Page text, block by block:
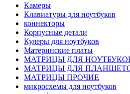
Камеры
Клавиатуры для ноутбуков
коннекторы
Корпусные детали
Кулеры для ноутбуков
Материнские платы
МАТРИЦЫ ДЛЯ
МАТРИЦЫ ДЛЯ
МАТРИЦЫ ПРОЧИЕ
микросхемы для ноутбуков